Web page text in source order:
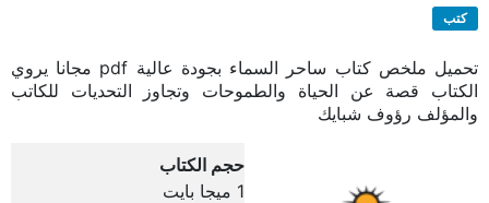
كتب
تحميل ملخص كتاب ساحر السماء بجودة عالية pdf مجانا يروي
الكتاب قصة عن الحياة والطموحات وتجاوز التحديات للكاتب
والمؤلف رؤوف شبايك
حجم الكتاب
1 ميجا بايت